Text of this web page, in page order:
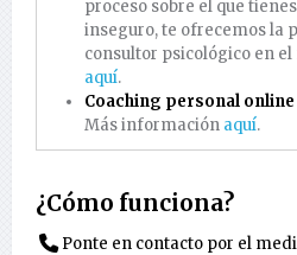
proceso sobre el que
inseguro, te ofrecemos la
consultor psicológico en
aquí.
Coaching personal online
Más información aquí.
¿Cómo funciona?
Ponte en contacto por el